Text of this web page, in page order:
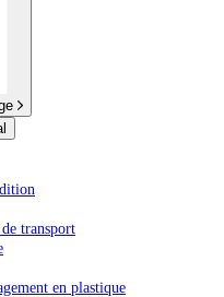
transport
en plastique